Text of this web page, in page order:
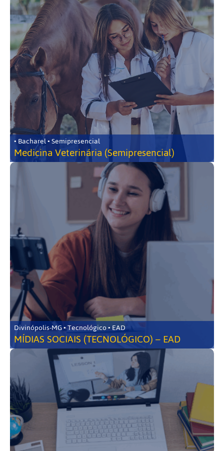
• Bacharel • Semipresencial
Medicina Veterinária (Semipresencial)
Divinópolis-MG • Tecnológico • EAD
MÍDIAS SOCIAIS (TECNOLÓGICO) – EAD